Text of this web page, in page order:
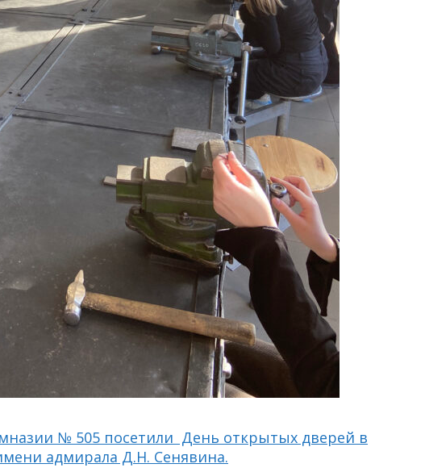
№ 505 посетили День открытых дверей в
адмирала Д.Н. Сенявина.